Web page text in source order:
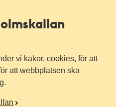
vi kakor, cookies, för att
att webbplatsen ska